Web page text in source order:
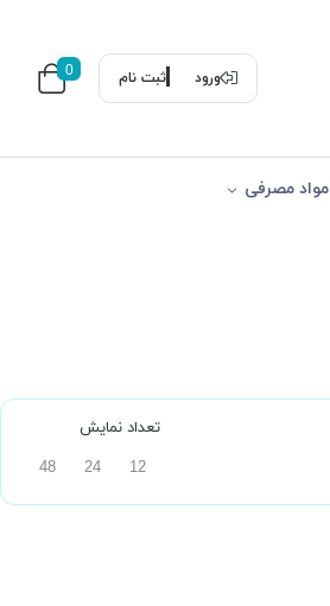
ورود ثبت نام 0
مواد مصرفی
تعداد نمایش
12
24
48